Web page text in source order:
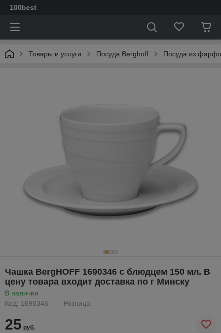
100best
Товары и услуги Посуда Berghoff Посуда из
Чашка BergHOFF 1690346 с блюдцем 150 мл. В
цену товара входит доставка по г Минску
В наличии
Код: 1690346
Розница
25 руб.